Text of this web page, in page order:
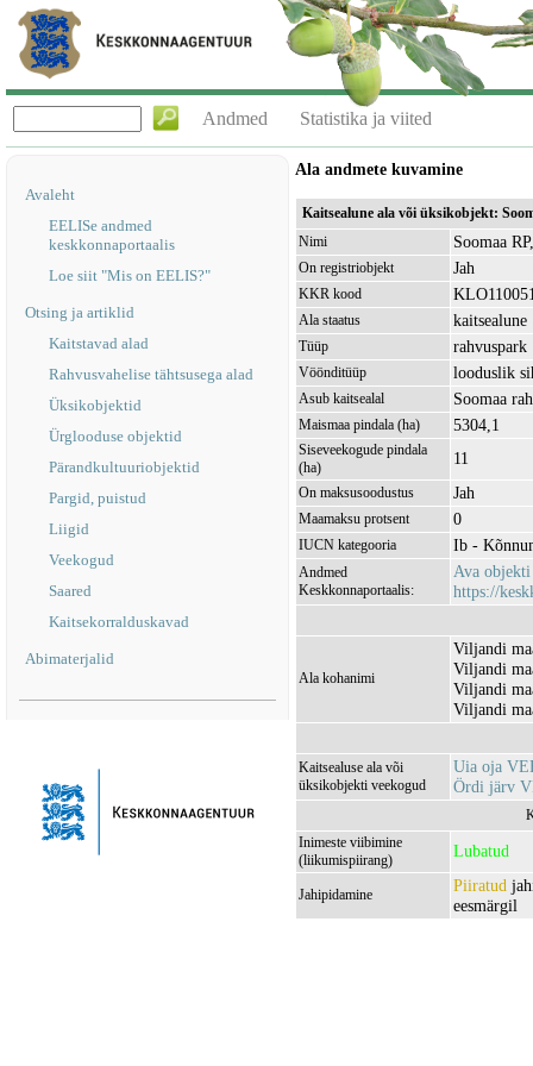
Andmed Statistika ja viited
Avaleht
EELISe andmed
keskkonnaportaalis
Loe siit "Mis on EELIS?"
Otsing ja artiklid
Kaitstavad alad
Rahvusvahelise tähtsusega alad
Üksikobjektid
Ürglooduse objektid
Pärandkultuuriobjektid
Pargid, puistud
Liigid
Veekogud
Saared
Kaitsekorralduskavad
Abimaterjalid
Ala andmete kuvamine
Kaitsealune ala või üksikobjekt:
Nimi
Soomaa
On registriobjekt Jah
KKR kood
Ala staatus kaitsealune
Tüüp rahvuspark
Vöönditüüp looduslik
Asub kaitsealal Soomaa
Maismaa pindala (ha) 5304,1
Siseveekogude pindala
(ha)
11
On maksusoodustus Jah
Maamaksu protsent 0
IUCN kategooria Ib -
Andmed
Keskkonnaportaalis:
Ava objekti
https://
Ala kohanimi
Viljandi
Viljandi
Viljandi
Viljandi
Kaitsealuse ala või
üksikobjekti veekogud
Uia oja
Ördi järv
Inimeste viibimine
(liikumispiirang)
Lubatud
Jahipidamine Piiratud
eesmärgil